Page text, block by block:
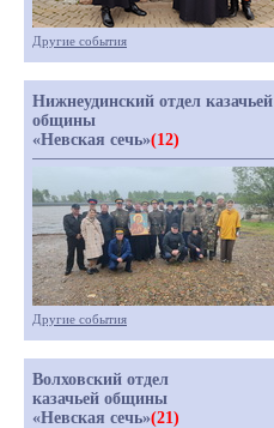
Другие события
Нижнеудинский отдел казачьей
общины
«Невская сечь»(12)
Другие события
Волховский отдел
казачьей общины
«Невская сечь»(21)